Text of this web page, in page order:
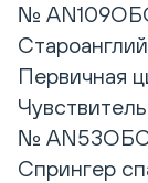
№
Первичная
№
Спрингер